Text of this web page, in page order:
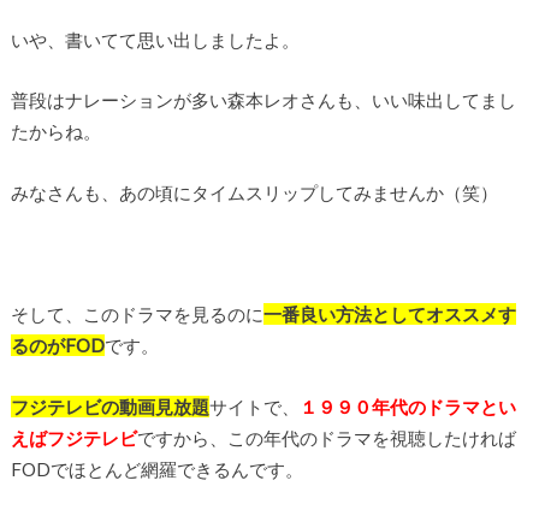
いや、書いてて思い出しましたよ。
普段はナレーションが多い森本レオさんも、いい味出してまし
たからね。
みなさんも、あの頃にタイムスリップしてみませんか（笑）
そして、このドラマを見るのに一番良い方法としてオススメす
るのがFODです。
フジテレビの動画見放題サイトで、
１９９０年代のドラマとい
えばフジテレビですから、この年代のドラマを視聴したければ
FODでほとんど網羅できるんです。